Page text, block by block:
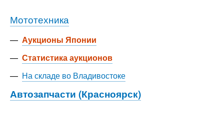
Мототехника
— Аукционы Японии
— Статистика аукционов
— На складе во Владивостоке
Автозапчасти (Красноярск)